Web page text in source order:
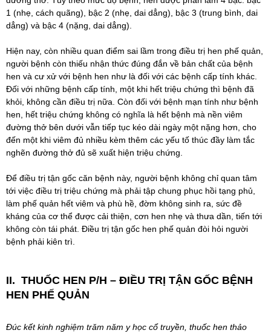
1 (nhẹ, cách quãng), bậc 2 (nhẹ, dai dẳng), bậc 3 (trung bình, dai
dẳng) và bậc 4 (nặng, dai dẳng).
Hiện nay, còn nhiều quan điểm sai lầm trong điều trị hen phế quản,
người bệnh còn thiếu nhận thức đúng đắn về bản chất của bệnh
hen và cư xử với bệnh hen như là đối với các bệnh cấp tính khác.
Đối với những bệnh cấp tính, một khi hết triệu chứng thì bệnh đã
khỏi, không cần điều trị nữa. Còn đối với bệnh mạn tính như bệnh
hen, hết triệu chứng không có nghĩa là hết bệnh mà nền viêm
đường thở bên dưới vẫn tiếp tục kéo dài ngày một nặng hơn, cho
đến một khi viêm đủ nhiều kèm thêm các yếu tố thúc đầy làm tắc
nghẽn đường thở đủ sẽ xuất hiện triệu chứng.
Để điều trị tận gốc căn bệnh này, người bệnh không chỉ quan tâm
tới việc điều trị triệu chứng mà phải tập chung phục hồi tạng phủ,
làm phế quản hết viêm và phù hề, đờm không sinh ra, sức đề
kháng của cơ thể được cải thiện, cơn hen nhẹ và thưa dần, tiến tới
không còn tái phát. Điều trị tận gốc hen phế quản đòi hỏi người
bệnh phải kiên trì.
II. THUỐC HEN P/H – ĐIỀU TRỊ TẬN GỐC BỆNH
HEN PHẾ QUẢN
Đúc kết kinh nghiệm trăm năm y học cổ truyền, thuốc hen thảo